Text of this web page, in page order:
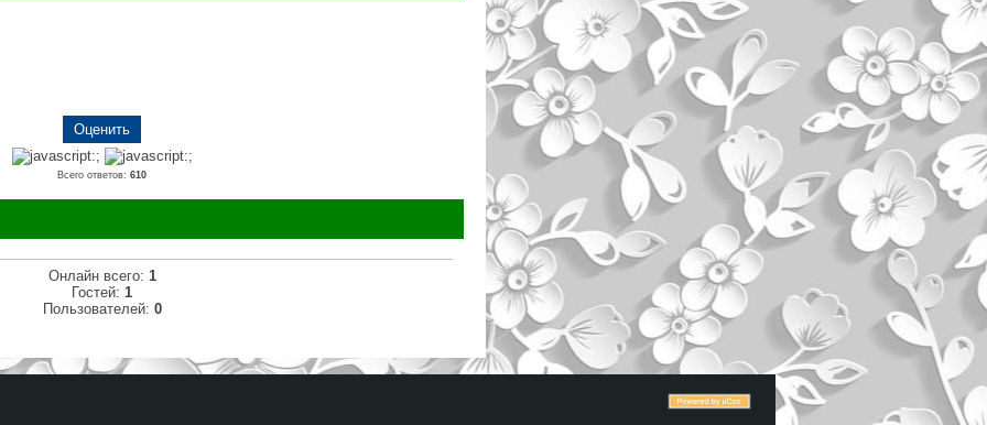
Всего ответов: 610
Онлайн всего: 1
Гостей: 1
Пользователей: 0